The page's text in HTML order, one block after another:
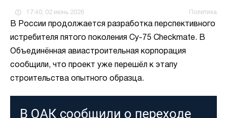
17:40, 02 июнь 2026 Политика
В России продолжается разработка перспективного
истребителя пятого поколения Су-75 Checkmate. В
Объединённая авиастроительная корпорация
сообщили, что проект уже перешёл к этапу
строительства опытного образца.